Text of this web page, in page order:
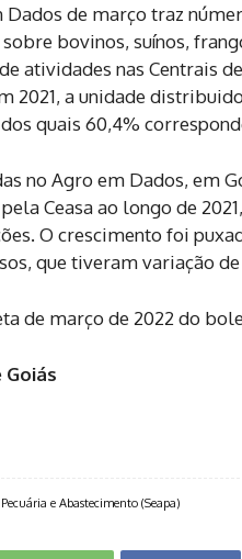
de março traz
bovinos, suínos,
atividades nas Centrais
2021, a unidade
quais 60,4%
no Agro em Dados, em
Ceasa ao longo de
O crescimento foi
que tiveram variação
de março de 2022 do
Goiás
e Abastecimento (Seapa)